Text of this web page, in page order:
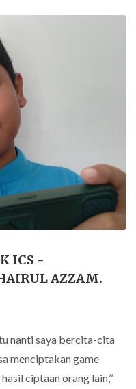
ICS -
AZZAM.
nanti saya bercita-cita
menciptakan game
ciptaan orang lain,’’